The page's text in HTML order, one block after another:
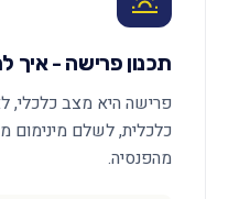
תכנון פרישה - איך
פרישה היא מצב כלכלי,
כלכלית, לשלם מינימום
מהפנסיה.